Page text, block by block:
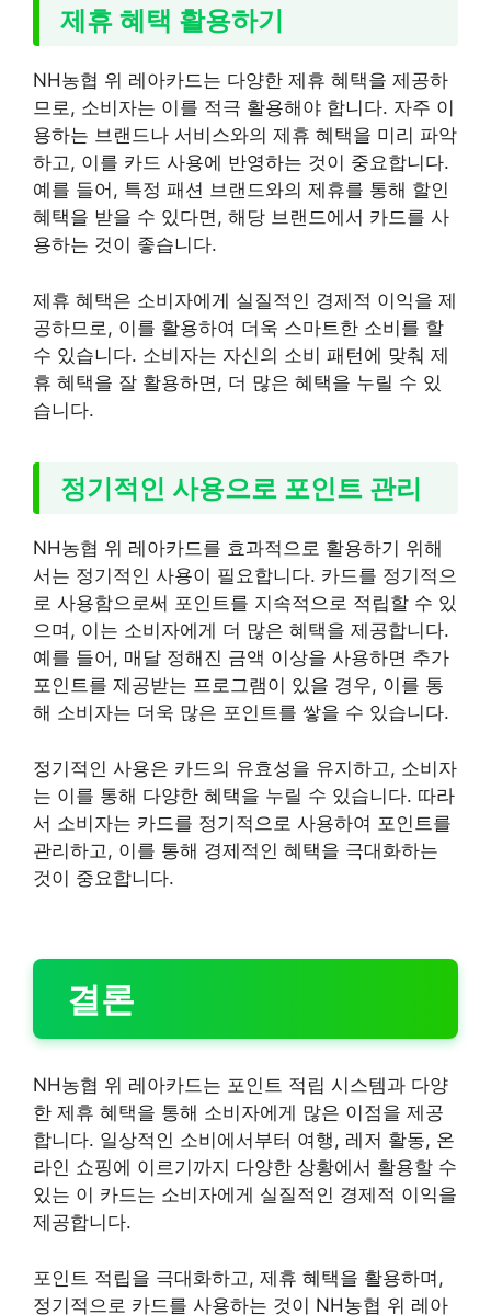
제휴 혜택 활용하기
NH농협 위 레아카드는 다양한 제휴 혜택을 제공하
므로, 소비자는 이를 적극 활용해야 합니다. 자주 이
용하는 브랜드나 서비스와의 제휴 혜택을 미리 파악
하고, 이를 카드 사용에 반영하는 것이 중요합니다.
예를 들어, 특정 패션 브랜드와의 제휴를 통해 할인
혜택을 받을 수 있다면, 해당 브랜드에서 카드를 사
용하는 것이 좋습니다.
제휴 혜택은 소비자에게 실질적인 경제적 이익을 제
공하므로, 이를 활용하여 더욱 스마트한 소비를 할
수 있습니다. 소비자는 자신의 소비 패턴에 맞춰 제
휴 혜택을 잘 활용하면, 더 많은 혜택을 누릴 수 있
습니다.
정기적인 사용으로 포인트 관리
NH농협 위 레아카드를 효과적으로 활용하기 위해
서는 정기적인 사용이 필요합니다. 카드를 정기적으
로 사용함으로써 포인트를 지속적으로 적립할 수 있
으며, 이는 소비자에게 더 많은 혜택을 제공합니다.
예를 들어, 매달 정해진 금액 이상을 사용하면 추가
포인트를 제공받는 프로그램이 있을 경우, 이를 통
해 소비자는 더욱 많은 포인트를 쌓을 수 있습니다.
정기적인 사용은 카드의 유효성을 유지하고, 소비자
는 이를 통해 다양한 혜택을 누릴 수 있습니다. 따라
서 소비자는 카드를 정기적으로 사용하여 포인트를
관리하고, 이를 통해 경제적인 혜택을 극대화하는
것이 중요합니다.
결론
NH농협 위 레아카드는 포인트 적립 시스템과 다양
한 제휴 혜택을 통해 소비자에게 많은 이점을 제공
합니다. 일상적인 소비에서부터 여행, 레저 활동, 온
라인 쇼핑에 이르기까지 다양한 상황에서 활용할 수
있는 이 카드는 소비자에게 실질적인 경제적 이익을
제공합니다.
포인트 적립을 극대화하고, 제휴 혜택을 활용하며,
정기적으로 카드를 사용하는 것이 NH농협 위 레아